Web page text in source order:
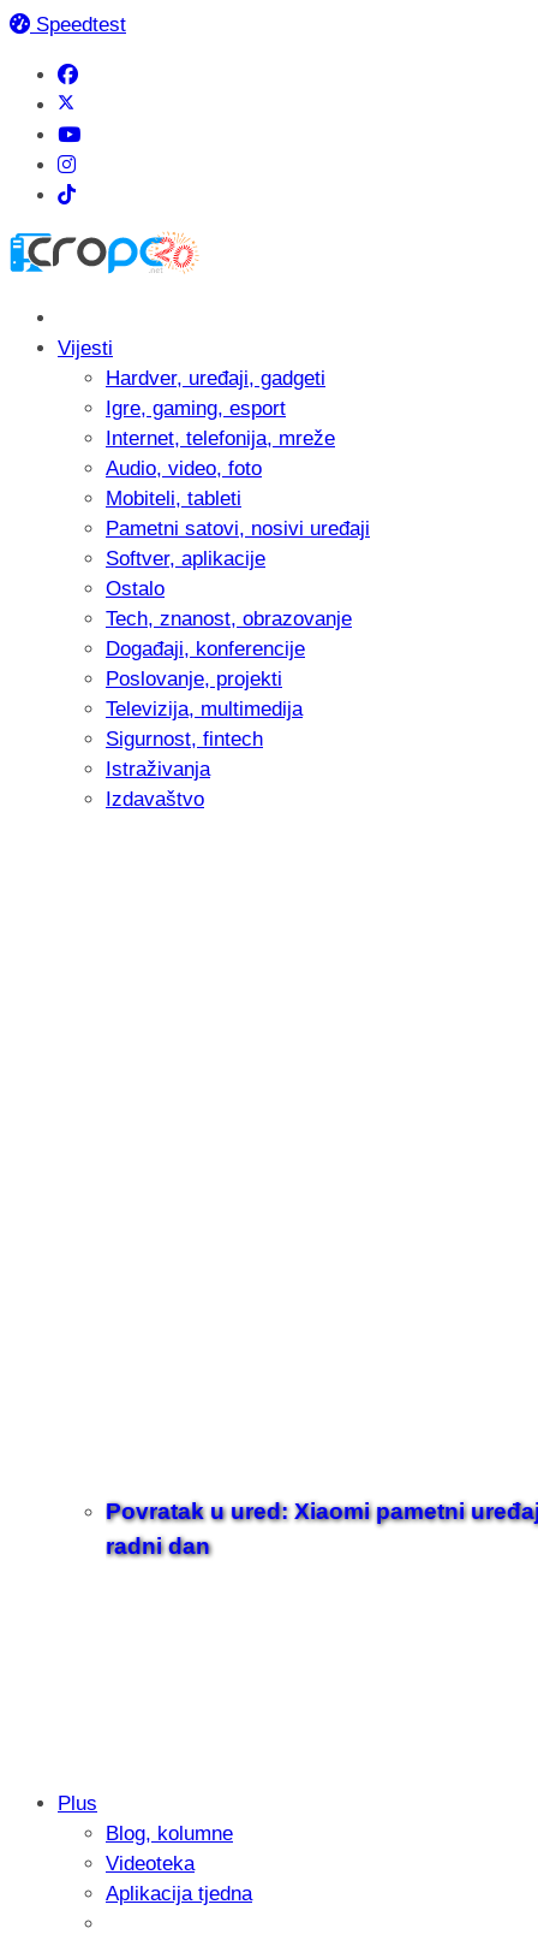
Speedtest
Vijesti
Hardver, uređaji, gadgeti
Igre, gaming, esport
Internet, telefonija, mreže
Audio, video, foto
Mobiteli, tableti
Pametni satovi, nosivi uređaji
Softver, aplikacije
Ostalo
Tech, znanost, obrazovanje
Događaji, konferencije
Poslovanje, projekti
Televizija, multimedija
Sigurnost, fintech
Istraživanja
Izdavaštvo
Povratak u ured: Xiaomi pametni
radni dan
Samsung otkrio kako je nastajala
donijelo tanje i izdržljivije preklopne
Plus
Blog, kolumne
Videoteka
Aplikacija tjedna